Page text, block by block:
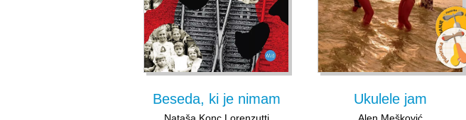
Beseda, ki je nimam Ukulele jam